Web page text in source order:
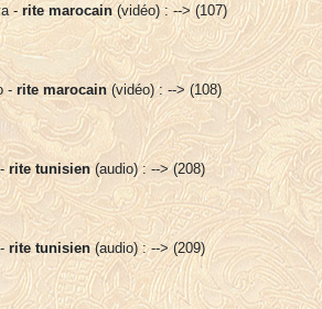
- rite marocain(vidéo) : --> (107)
- rite marocain(vidéo) : --> (108)
-rite tunisien(audio) : --> (208)
rite tunisien(audio) : --> (209)